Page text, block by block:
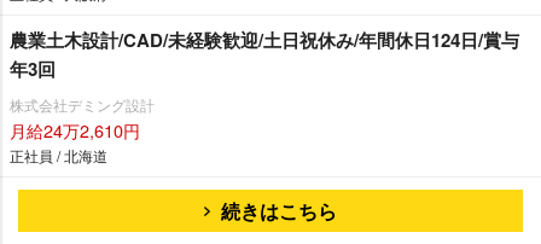
農業土木設計/CAD/未経験歓迎/土日祝休み/年間休日124日/賞与
年3回
株式会社デミング設計
月給24万2,610円
正社員 / 北海道
続きはこちら